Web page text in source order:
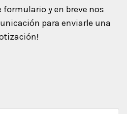
formulario y en breve nos
para enviarle una